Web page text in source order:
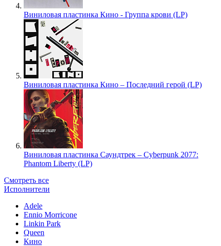
Виниловая пластинка Кино - Группа крови (LP)
Виниловая пластинка Кино – Последний герой (LP)
Виниловая пластинка Саундтрек – Cyberpunk 2077:
Phantom Liberty (LP)
Смотреть все
Исполнители
Adele
Ennio Morricone
Linkin Park
Queen
Кино